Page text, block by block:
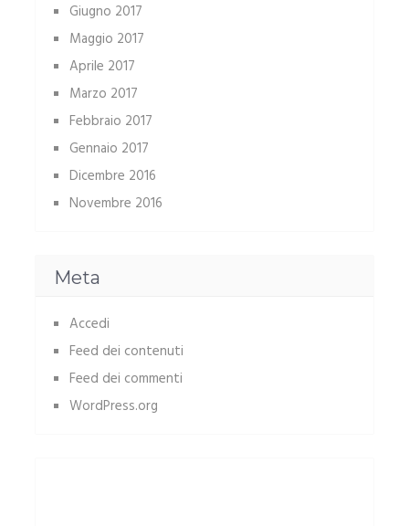
Giugno 2017
Maggio 2017
Aprile 2017
Marzo 2017
Febbraio 2017
Gennaio 2017
Dicembre 2016
Novembre 2016
Meta
Accedi
Feed dei contenuti
Feed dei commenti
WordPress.org